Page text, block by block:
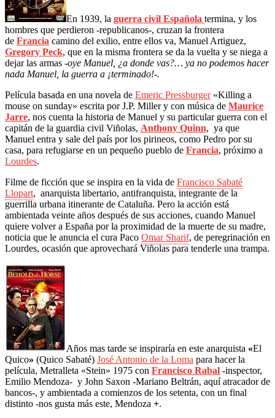
En 1939, la guerra civil Española termina, y los
hombres que perdieron -republicanos-, cruzan la frontera
de Francia camino del exilio, entre ellos va, Manuel Artiguez,
Gregory Peck, que en la misma frontera se da la vuelta y se niega a
dejar las armas -oye Manuel, ¿a donde vas?… ya no podemos hacer
nada Manuel, la guerra a ¡terminado!-.
Película basada en una novela de Emeric Pressburger«Killing a
mouse on sunday» escrita por J.P. Miller y con música de Maurice
Jarre, nos cuenta la historia de Manuel y su particular guerra con el
capitán de la guardia civil Viñolas, Anthony Quinn, ya que
Manuel entra y sale del país por los pirineos, como Pedro por su
casa, para refugiarse en un pequeño pueblo de Francia, próximo a
Lourdes.
Filme de ficción que se inspira en la vida de Francisco Sabaté
Llopart, anarquista libertario, antifranquista, integrante de la
guerrilla urbana itinerante de Cataluña. Pero la acción está
ambientada veinte años después de sus acciones, cuando Manuel
quiere volver a España por la proximidad de la muerte de su madre,
noticia que le anuncia el cura Paco Omar Sharif, de peregrinación en
Lourdes, ocasión que aprovechará Viñolas para tenderle una trampa.
Años mas tarde se inspiraría en este anarquista «El
Quico» (Quico Sabaté) José Antonio de la Loma para hacer la
película, Metralleta «Stein» 1975 con Francisco Rabal -inspector,
Emilio Mendoza- y John Saxon -Mariano Beltrán, aquí atracador de
bancos-, y ambientada a comienzos de los setenta, con un final
distinto -nos gusta más este, Mendoza +.